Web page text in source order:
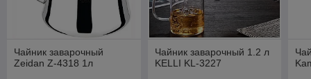
Чайник заварочный
Zeidan Z-4318 1л
Чайник заварочный 1.2 л
KELLI KL-3227